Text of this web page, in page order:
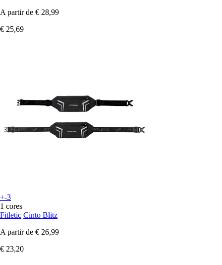
A partir de € 28,99
€ 25,69
+-3
1 cores
Fitletic Cinto Blitz
A partir de € 26,99
€ 23,20